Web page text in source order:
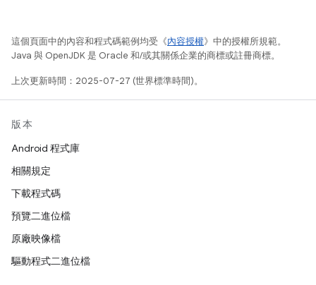
這個頁面中的內容和程式碼範例均受《內容授權》中的授權所規範。
Java 與 OpenJDK 是 Oracle 和/或其關係企業的商標或註冊商標。
上次更新時間：2025-07-27 (世界標準時間)。
版本
Android 程式庫
相關規定
下載程式碼
預覽二進位檔
原廠映像檔
驅動程式二進位檔